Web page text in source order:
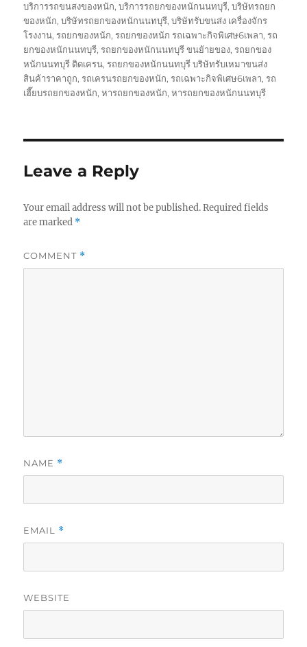
บริการรถขนสงของหนัก,บริการรถยกของหนักนนทบุรี,บริษัทรถยก
ของหนัก,บริษัทรถยกของหนักนนทบุรี,บริษัทรับขนส่ง เครื่องจักร
โรงงาน,รถยกของหนัก,รถยกของหนัก รถเฉพาะกิจพิเศษ6เพลา,รถ
ยกของหนักนนทบุรี,รถยกของหนักนนทบุรี ขนย้ายของ,รถยกของ
หนักนนทบุรี ติดเครน,รถยกของหนักนนทบุรี บริษัทรับเหมาขนส่ง
สินค้าราคาถูก,รถเครนรถยกของหนัก,รถเฉพาะกิจพิเศษ6เพลา,รถ
เฮี๊ยบรถยกของหนัก,หารถยกของหนัก,หารถยกของหนักนนทบุรี
Leave a Reply
Your email address will not be published. Required fields
are marked *
COMMENT *
NAME *
EMAIL *
WEBSITE